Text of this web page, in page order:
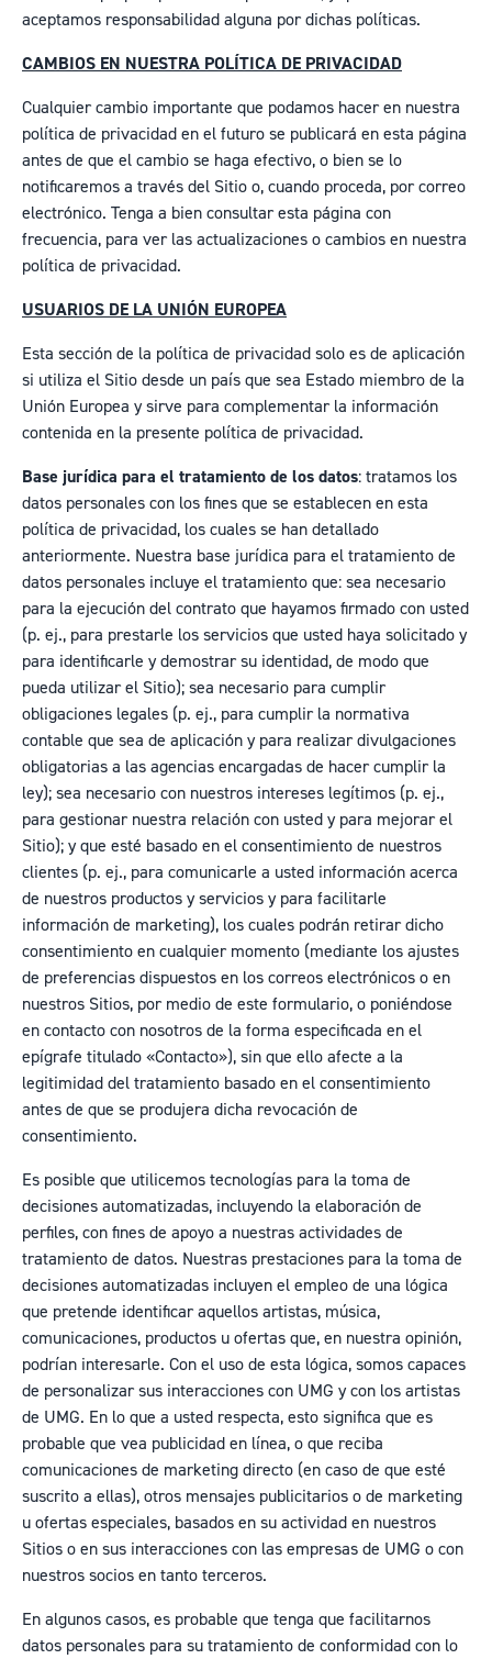
aceptamos responsabilidad alguna por dichas políticas.
CAMBIOS EN NUESTRA POLÍTICA DE PRIVACIDAD
Cualquier cambio importante que podamos hacer en nuestra
política de privacidad en el futuro se publicará en esta página
antes de que el cambio se haga efectivo, o bien se lo
notificaremos a través del Sitio o, cuando proceda, por correo
electrónico. Tenga a bien consultar esta página con
frecuencia, para ver las actualizaciones o cambios en nuestra
política de privacidad.
USUARIOS DE LA UNIÓN EUROPEA
Esta sección de la política de privacidad solo es de aplicación
si utiliza el Sitio desde un país que sea Estado miembro de la
Unión Europea y sirve para complementar la información
contenida en la presente política de privacidad.
Base jurídica para el tratamiento de los datos: tratamos los
datos personales con los fines que se establecen en esta
política de privacidad, los cuales se han detallado
anteriormente. Nuestra base jurídica para el tratamiento de
datos personales incluye el tratamiento que: sea necesario
para la ejecución del contrato que hayamos firmado con usted
(p. ej., para prestarle los servicios que usted haya solicitado y
para identificarle y demostrar su identidad, de modo que
pueda utilizar el Sitio); sea necesario para cumplir
obligaciones legales (p. ej., para cumplir la normativa
contable que sea de aplicación y para realizar divulgaciones
obligatorias a las agencias encargadas de hacer cumplir la
ley); sea necesario con nuestros intereses legítimos (p. ej.,
para gestionar nuestra relación con usted y para mejorar el
Sitio); y que esté basado en el consentimiento de nuestros
clientes (p. ej., para comunicarle a usted información acerca
de nuestros productos y servicios y para facilitarle
información de marketing), los cuales podrán retirar dicho
consentimiento en cualquier momento (mediante los ajustes
de preferencias dispuestos en los correos electrónicos o en
nuestros Sitios, por medio de este formulario, o poniéndose
en contacto con nosotros de la forma especificada en el
epígrafe titulado «Contacto»), sin que ello afecte a la
legitimidad del tratamiento basado en el consentimiento
antes de que se produjera dicha revocación de
consentimiento.
Es posible que utilicemos tecnologías para la toma de
decisiones automatizadas, incluyendo la elaboración de
perfiles, con fines de apoyo a nuestras actividades de
tratamiento de datos. Nuestras prestaciones para la toma de
decisiones automatizadas incluyen el empleo de una lógica
que pretende identificar aquellos artistas, música,
comunicaciones, productos u ofertas que, en nuestra opinión,
podrían interesarle. Con el uso de esta lógica, somos capaces
de personalizar sus interacciones con UMG y con los artistas
de UMG. En lo que a usted respecta, esto significa que es
probable que vea publicidad en línea, o que reciba
comunicaciones de marketing directo (en caso de que esté
suscrito a ellas), otros mensajes publicitarios o de marketing
u ofertas especiales, basados en su actividad en nuestros
Sitios o en sus interacciones con las empresas de UMG o con
nuestros socios en tanto terceros.
En algunos casos, es probable que tenga que facilitarnos
datos personales para su tratamiento de conformidad con lo